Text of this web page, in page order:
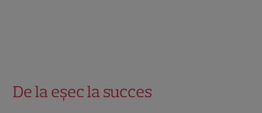
De la eșec la succes